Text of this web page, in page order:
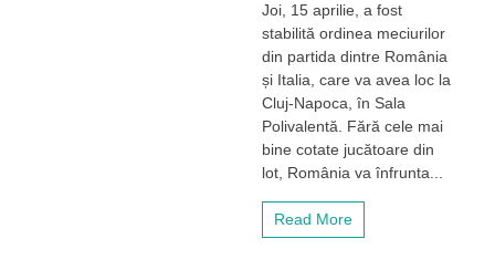
meciurilor
dintre
România
din
cadrul
Billie
Jean
Joi, 15 aprilie, a fost
stabilită ordinea meciurilor
din partida dintre România
și Italia, care va avea loc la
Cluj-Napoca, în Sala
Polivalentă. Fără cele mai
bine cotate jucătoare din
lot, România va înfrunta...
Read More